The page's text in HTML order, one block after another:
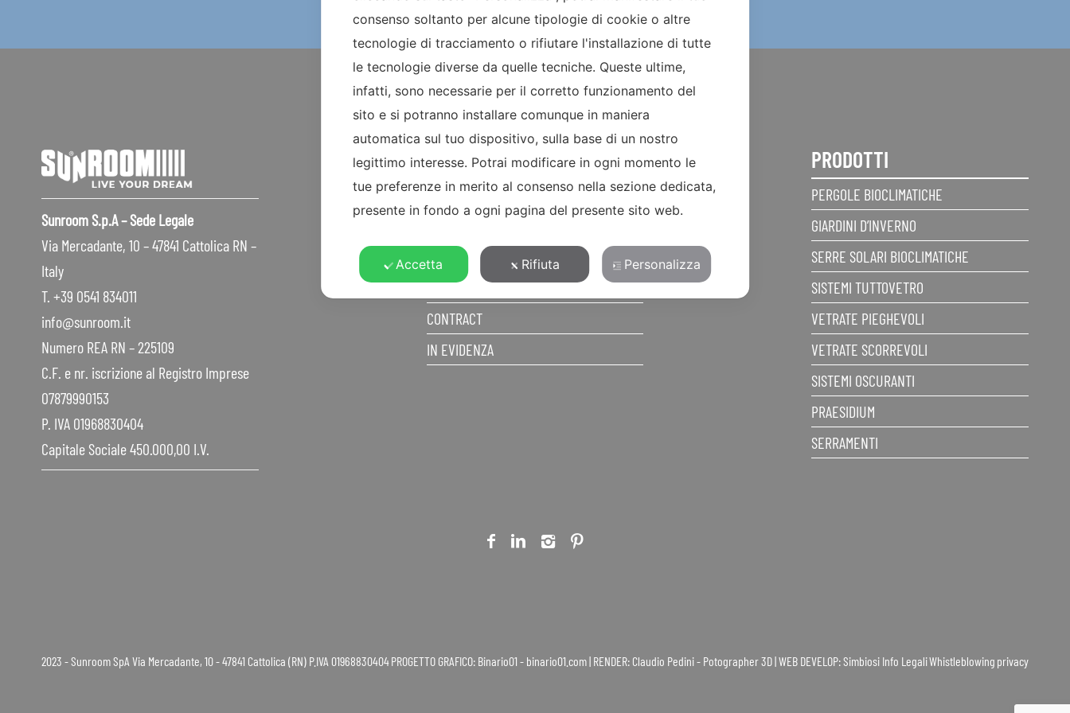
Sunroom S.p.A – Sede Legale
Via Mercadante, 10 – 47841 Cattolica RN –
Italy
T. +39 0541 834011
info@sunroom.it
Numero REA RN – 225109
C.F. e nr. iscrizione al Registro Imprese
07879990153
P. IVA 01968830404
Capitale Sociale 450.000,00 I.V.
MENU
CHI SIAMO
REALIZZAZIONI
PRIVATI
CONTRACT
IN EVIDENZA
PRODOTTI
PERGOLE BIOCLIMATICHE
GIARDINI D’INVERNO
SERRE SOLARI BIOCLIMATICHE
SISTEMI TUTTOVETRO
VETRATE PIEGHEVOLI
VETRATE SCORREVOLI
SISTEMI OSCURANTI
PRAESIDIUM
SERRAMENTI
2023 - Sunroom SpA Via Mercadante, 10 - 47841 Cattolica (RN) P.IVA 01968830404PROGETTO GRAFICO: Binario01 - binario01.com | RENDER: Claudio Pedini - Potographer 3D | WEB DEVELOP: Simbiosi Info LegaliWhistleblowing privacy
consenso soltanto per alcune tipologie di cookie o altre
tecnologie di tracciamento o rifiutare l'installazione di tutte
le tecnologie diverse da quelle tecniche. Queste ultime,
infatti, sono necessarie per il corretto funzionamento del
sito e si potranno installare comunque in maniera
automatica sul tuo dispositivo, sulla base di un nostro
legittimo interesse. Potrai modificare in ogni momento le
tue preferenze in merito al consenso nella sezione dedicata,
presente in fondo a ogni pagina del presente sito web.
Accetta Rifiuta Personalizza